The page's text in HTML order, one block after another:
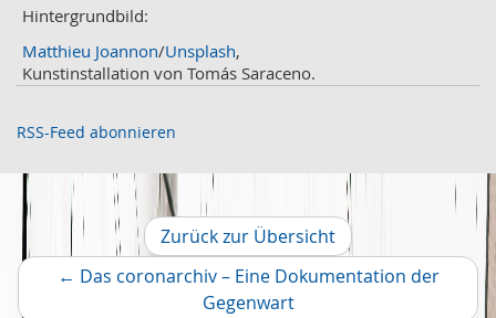
November 2
Oktober
September 2
August
Juni
Mai
April
März 2
Februar 2
Januar 1
Hintergrundbild:
Matthieu Joannon/Unsplash,
Kunstinstallation von Tomás Saraceno.
RSS-Feed abonnieren
← Das coronarchiv – Eine Dokumentation der
GegenwartVorheriger
Zurück zur Übersicht